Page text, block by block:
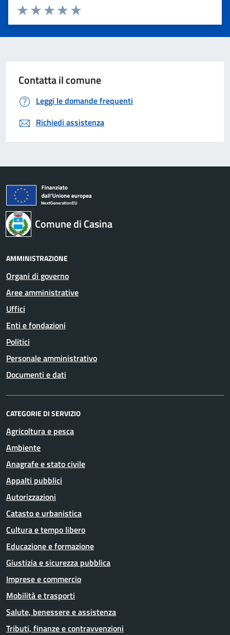
Valuta 5 stelle su 5
Valuta 4 stelle su 5
Valuta 3 stelle su 5
Valuta 2 stelle su 5
Valuta 1 stelle su 5
Contatta il comune
Leggi le domande frequenti
Richiedi assistenza
Comune di Casina
AMMINISTRAZIONE
Organi di governo
Aree amministrative
Uffici
Enti e fondazioni
Politici
Personale amministrativo
Documenti e dati
CATEGORIE DI SERVIZIO
Agricoltura e pesca
Ambiente
Anagrafe e stato civile
Appalti pubblici
Autorizzazioni
Catasto e urbanistica
Cultura e tempo libero
Educazione e formazione
Giustizia e sicurezza pubblica
Imprese e commercio
Mobilità e trasporti
Salute, benessere e assistenza
Tributi, finanze e contravvenzioni